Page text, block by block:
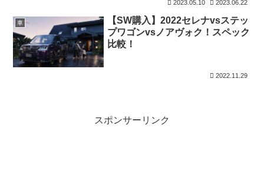
2023.05.10 2023.06.22
車
【SW購入】2022セレナvsステッ
プワゴンvsノアヴォク！スペック
比較！
2022.11.29
スポンサーリンク